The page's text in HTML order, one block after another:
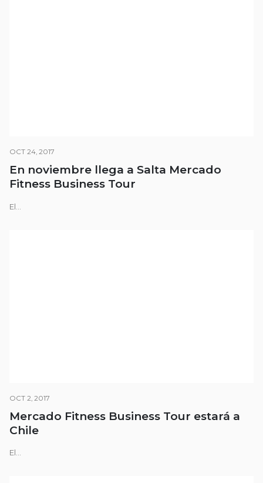
OCT 24, 2017
En noviembre llega a Salta Mercado
Fitness Business Tour
El...
OCT 2, 2017
Mercado Fitness Business Tour estará a
Chile
El...